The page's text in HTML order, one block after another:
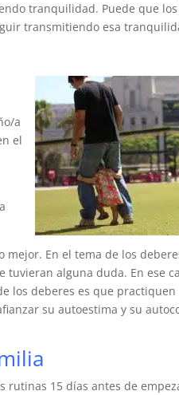
tranquilidad. Puede que
transmitiendo esa
a
el
En el tema de los
tuvieran alguna duda. En ese
los deberes es que practiquen
su autoestima y su
rutinas 15 días antes de